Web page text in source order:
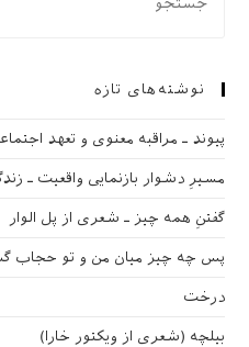
نوشته‌های تازه
پیوند ـ مراقبه‌ معنوی و تعهد
مسیرِ دشوار بازنمایی واقعیت ـ
گفتنِ همه چیز ـ شعری از پل الوار
پس چه چیز میان من و تو حجاب
درخت
بیلچه (شعری از ویکتور خارا)